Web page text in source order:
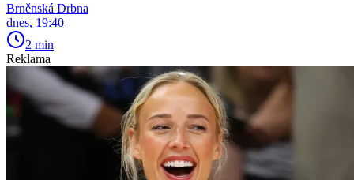
Brněnská Drbna
dnes, 19:40
2 min
Reklama